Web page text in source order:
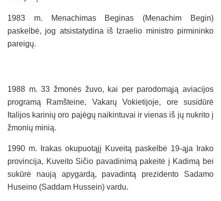
1983 m. Menachimas Beginas (Menachim Begin)
paskelbė, jog atsistatydina iš Izraelio ministro pirmininko
pareigų.
1988 m. 33 žmonės žuvo, kai per parodomąją aviacijos
programą Ramšteine, Vakarų Vokietijoje, ore susidūrė
Italijos karinių oro pajėgų naikintuvai ir vienas iš jų nukrito į
žmonių minią.
1990 m. Irakas okupuotąjį Kuveitą paskelbė 19-ąja Irako
provincija, Kuveito Sičio pavadinimą pakeitė į Kadimą bei
sukūrė naują apygardą, pavadintą prezidento Sadamo
Huseino (Saddam Hussein) vardu.